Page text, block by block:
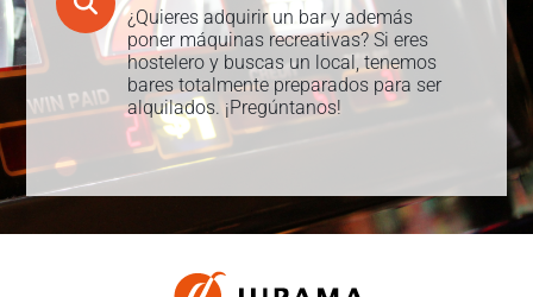
¿Quieres adquirir un bar y además
poner máquinas recreativas? Si eres
hostelero y buscas un local, tenemos
bares totalmente preparados para ser
alquilados. ¡Pregúntanos!